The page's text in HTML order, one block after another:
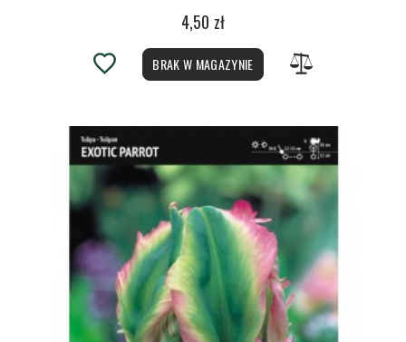
4,50 zł
BRAK W MAGAZYNIE